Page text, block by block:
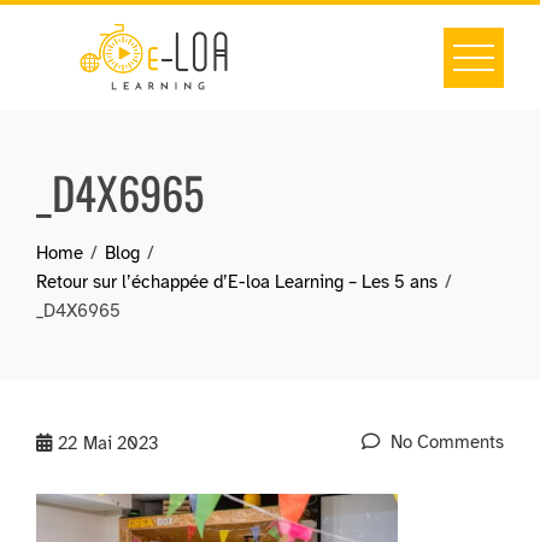
_D4X6965
Home
Blog
Retour sur l’échappée d’E-loa Learning – Les 5 ans
_D4X6965
22 Mai 2023 No Comments